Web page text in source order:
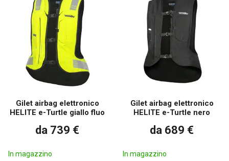
Gilet airbag elettronico
HELITE e-Turtle giallo fluo
da 739 €
In magazzino
Gilet airbag elettronico
HELITE e-Turtle nero
da 689 €
In magazzino